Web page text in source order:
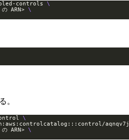
controls
ARN>
。
ARN>